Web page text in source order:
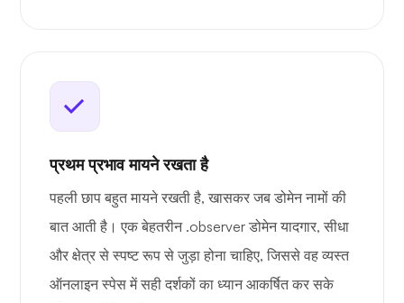
प्रथम प्रभाव मायने रखता है
पहली छाप बहुत मायने रखती है, खासकर जब डोमेन नामों की
बात आती है। एक बेहतरीन .observer डोमेन यादगार, सीधा
और क्षेत्र से स्पष्ट रूप से जुड़ा होना चाहिए, जिससे वह व्यस्त
ऑनलाइन स्पेस में सही दर्शकों का ध्यान आकर्षित कर सके